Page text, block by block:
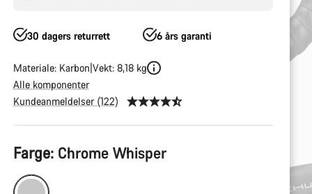
30 dagers returrett 6 års garanti
Materiale: Karbon Vekt: 8,18 kg
Alle komponenter
Kundeanmeldelser (122)
Produktkonfigurasjon
Farge: Chrome Whisper